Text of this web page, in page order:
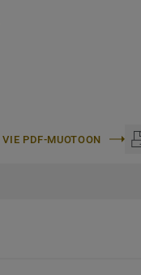
VIE PDF-MUOTOON